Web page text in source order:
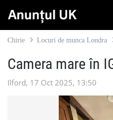
Chirie Locuri de munca Londra
Camera mare în
Ilford, 17 Oct 2025, 13:50